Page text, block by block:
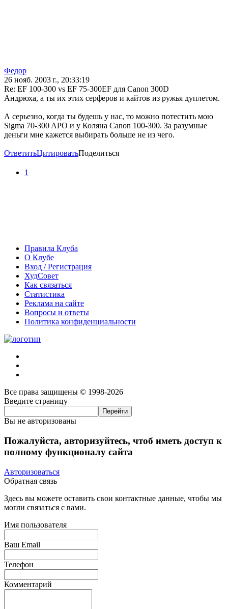
Федор
26 нояб. 2003 г., 20:33:19
Re: EF 100-300 vs EF 75-300EF для Canon 300D
Андрюха, а ты их этих серферов и кайтов из ружья дуплетом.
А серьезно, когда ты будешь у нас, то можно потестить мою
Sigma 70-300 APO и у Коляна Canon 100-300. За разумные
деньги мне кажется выбирать больше не из чего.
ОтветитьЦитироватьПоделиться
1
Правила Клуба
О Клубе
Вход / Регистрация
ХудСовет
Как связаться
Статистика
Реклама на сайте
Вопросы и ответы
Политика конфиденциальности
Все права защищены © 1998-2026
Введите страницу
Вы не авторизованы
Пожалуйста, авторизуйтесь, чтоб иметь доступ к
полному функционалу сайта
Авторизоваться
Обратная связь
Здесь вы можете оставить свои контактные данные, чтобы мы
могли связаться с вами.
Имя пользователя
Ваш Email
Телефон
Комментарий